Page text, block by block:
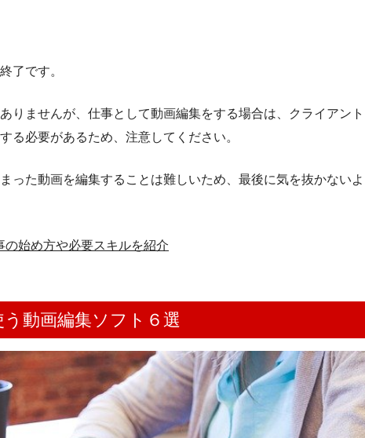
了です。
りませんが、仕事として動画編集をする場合は、クライアント
る必要があるため、注意してください。
った動画を編集することは難しいため、最後に気を抜かないよ
始め方や必要スキルを紹介
動画編集ソフト６選